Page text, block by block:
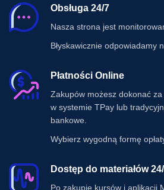
Obsługa 24/7
Nasza strona jest
Błyskawicznie odpowiadamy
Płatności Online
Zakupów możesz dokonać
w systemie TPay lub
bankowe.
Wybierz wygodną formę
Dostęp do materiałów
Po zakupie kursów i aplikacji